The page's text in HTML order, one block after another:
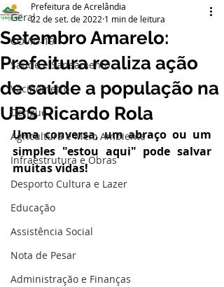
Geral
COVID-19
Saúde e Saneamento
Vacinômetro
Dengue
Agricultura e Meio Ambiente
Infraestrutura e Obras
Desporto Cultura e Lazer
Educação
Assistência Social
Nota de Pesar
Administração e Finanças
Setembro Amarelo:
Prefeitura realiza ação
de saúde a população na
UBS Ricardo Rola
Prefeitura de Acrelândia
22 de set. de 2022 1 min de leitura
Uma conversa, um abraço ou um
simples "estou aqui" pode salvar
muitas vidas!